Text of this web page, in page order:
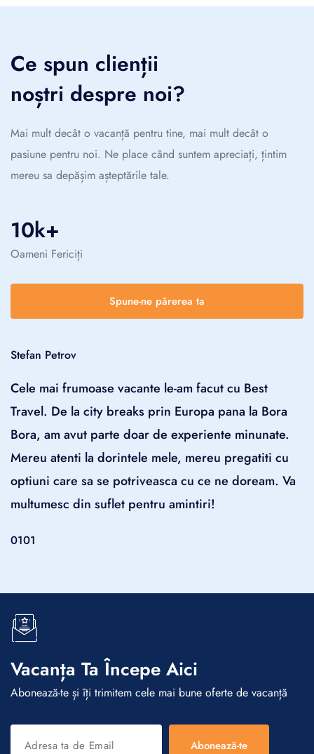
Ce spun clienții
noștri despre noi?
Mai mult decât o vacanță pentru tine, mai mult decât o
pasiune pentru noi. Ne place când suntem apreciați, țintim
mereu sa depășim așteptările tale.
10k+
Oameni Fericiți
Spune-ne părerea ta
Stefan Petrov
Cele mai frumoase vacante le-am facut cu Best
Travel. De la city breaks prin Europa pana la Bora
Bora, am avut parte doar de experiente minunate.
Mereu atenti la dorintele mele, mereu pregatiti cu
optiuni care sa se potriveasca cu ce ne doream. Va
multumesc din suflet pentru amintiri!
0101
Vacanța Ta Începe Aici
Abonează-te și îți trimitem cele mai bune oferte de vacanță
Abonează-te